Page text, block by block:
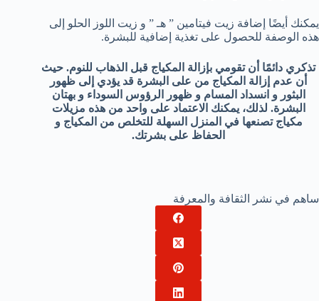
يمكنك أيضًا إضافة زيت فيتامين ” هـ ” و زيت اللوز الحلو إلى
هذه الوصفة للحصول على تغذية إضافية للبشرة.
تذكري دائمًا أن تقومي بإزالة المكياج قبل الذهاب للنوم. حيث
أن عدم إزالة المكياج من على البشرة قد يؤدي إلى ظهور
البثور و انسداد المسام و ظهور الرؤوس السوداء و بهتان
البشرة. لذلك، يمكنك الاعتماد على واحد من هذه مزيلات
مكياج تصنعها في المنزل السهلة للتخلص من المكياج و
الحفاظ على بشرتك.
ساهم في نشر الثقافة والمعرفة